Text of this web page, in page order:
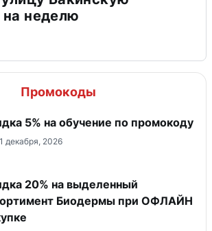
неделю
Промокоды
5% на обучение по промокоду
декабря, 2026
20% на выделенный
Биодермы при ОФЛАЙН